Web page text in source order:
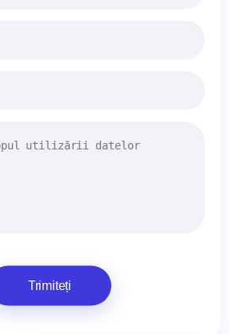
Trimiteți